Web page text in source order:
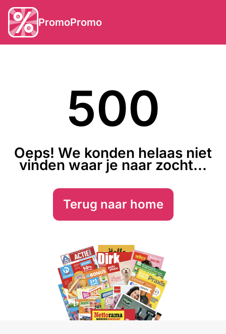
PromoPromo
500
Oeps! We konden helaas niet
vinden waar je naar zocht...
Terug naar home